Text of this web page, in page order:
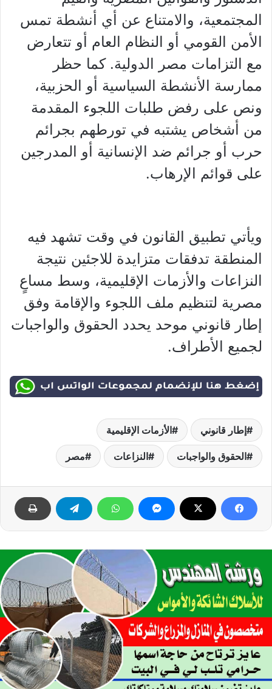
المجتمعية، والامتناع عن أي أنشطة تمس
الأمن القومي أو النظام العام أو تتعارض
مع التزامات مصر الدولية. كما حظر
ممارسة الأنشطة السياسية أو الحزبية،
ونص على رفض طلبات اللجوء المقدمة
من أشخاص يشتبه في تورطهم بجرائم
حرب أو جرائم ضد الإنسانية أو المدرجين
على قوائم الإرهاب.
ويأتي تطبيق القانون في وقت تشهد فيه
المنطقة تدفقات متزايدة للاجئين نتيجة
النزاعات والأزمات الإقليمية، وسط مساعٍ
مصرية لتنظيم ملف اللجوء والإقامة وفق
إطار قانوني موحد يحدد الحقوق والواجبات
لجميع الأطراف.
إطار قانوني الأزمات الإقليمية
الحقوق والواجبات النزاعات مصر